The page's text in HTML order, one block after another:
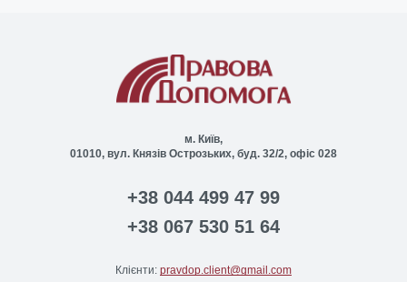
м. Київ,
01010, вул. Князів Острозьких, буд. 32/2, офіс 028
+38 044 499 47 99
+38 067 530 51 64
Клієнти: pravdop.client@gmail.com